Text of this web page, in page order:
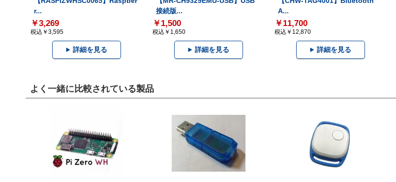
r...
￥3,269
税込￥3,595
詳細を見る
接続版...
￥1,500
税込￥1,650
詳細を見る
A...
￥11,700
税込￥12,870
詳細を見る
よく一緒に比較されている製品